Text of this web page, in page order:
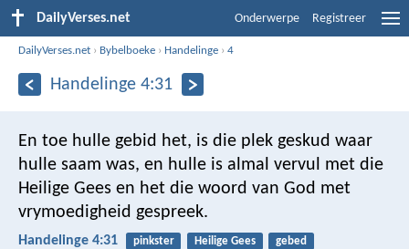
DailyVerses.net Onderwerpe Registreer
DailyVerses.net › Bybelboeke › Handelinge ›4
Handelinge 4:31
En toe hulle gebid het, is die plek geskud waar
hulle saam was, en hulle is almal vervul met die
Heilige Gees en het die woord van God met
vrymoedigheid gespreek.
Handelinge 4:31 pinkster Heilige Gees
gebed